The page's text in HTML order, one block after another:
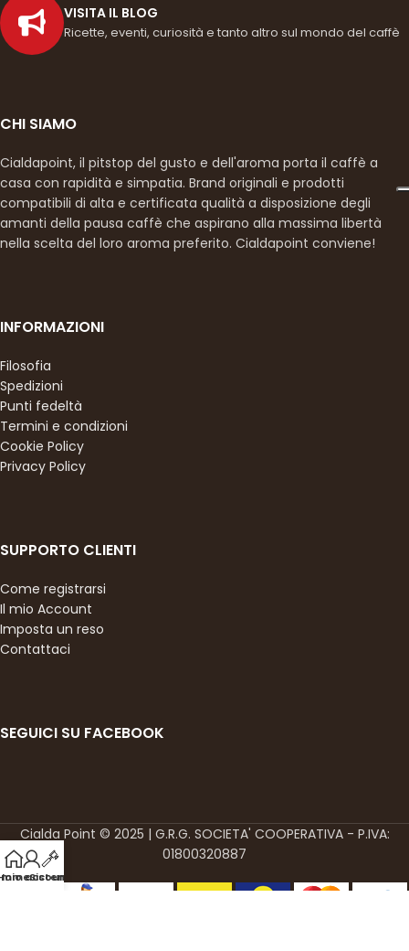
VISITA IL BLOG
Ricette, eventi, curiosità e tanto altro sul mondo del caffè
CHI SIAMO
Cialdapoint, il pitstop del gusto e dell'aroma porta il caffè a
casa con rapidità e simpatia. Brand originali e prodotti
compatibili di alta e certificata qualità a disposizione degli
amanti della pausa caffè che aspirano alla massima libertà
nella scelta del loro aroma preferito. Cialdapoint conviene!
INFORMAZIONI
Filosofia
Spedizioni
Punti fedeltà
Termini e condizioni
Cookie Policy
Privacy Policy
SUPPORTO CLIENTI
Come registrarsi
Il mio Account
Imposta un reso
Contattaci
SEGUICI SU FACEBOOK
Cialda Point © 2025 | G.R.G. SOCIETA' COOPERATIVA - P.IVA:
01800320887
account
Sistemi